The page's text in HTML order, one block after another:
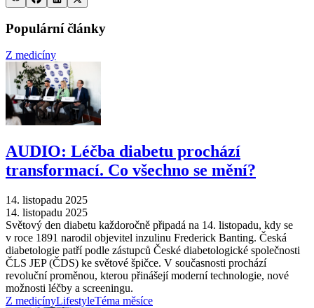
Populární články
Z medicíny
AUDIO: Léčba diabetu prochází
transformací. Co všechno se mění?
14. listopadu 2025
14. listopadu 2025
Světový den diabetu každoročně připadá na 14. listopadu, kdy se
v roce 1891 narodil objevitel inzulinu Frederick Banting. Česká
diabetologie patří podle zástupců České diabetologické společnosti
ČLS JEP (ČDS) ke světové špičce. V současnosti prochází
revoluční proměnou, kterou přinášejí moderní technologie, nové
možnosti léčby a screeningu.
Z medicínyLifestyleTéma měsíce